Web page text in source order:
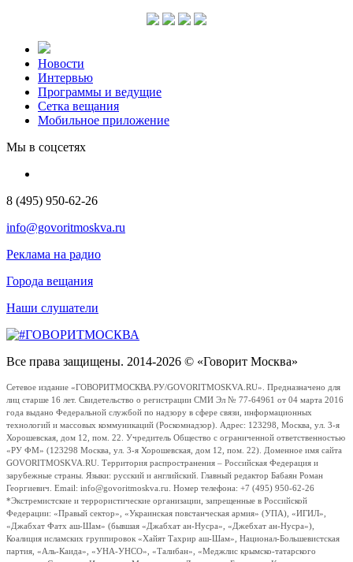
Новости
Интервью
Программы и ведущие
Сетка вещания
Мобильное приложение
Мы в соцсетях
8 (495) 950-62-26
info@govoritmoskva.ru
Реклама на радио
Города вещания
Наши слушатели
Все права защищены. 2014-2026 © «Говорит Москва»
Сетевое издание «ГОВОРИТМОСКВА.РУ/GOVORITMOSKVA.RU». Предназначено для
лиц старше 16 лет. Свидетельство о регистрации СМИ Эл № 77-64961 от 04 марта 2016
года выдано Федеральной службой по надзору в сфере связи, информационных
технологий и массовых коммуникаций (Роскомнадзор). Адрес: 123298, Москва, ул. 3-я
Хорошевская, дом 12, пом. 22. Учредитель Общество с ограниченной ответственностью
«РУ ФМ» (123298 Москва, ул. 3-я Хорошевская, дом 12, пом. 22). Доменное имя сайта
GOVORITMOSKVA.RU. Территория распространения – Российская Федерация и
зарубежные страны. Языки: русский и английский. Главный редактор Бабаян Роман
Георгиевич. Email: info@govoritmoskva.ru. Номер телефона: +7 (495) 950-62-26
*Экстремистские и террористические организации, запрещенные в Российской
Федерации: «Правый сектор», «Украинская повстанческая армия» (УПА), «ИГИЛ»,
«Джабхат Фатх аш-Шам» (бывшая «Джабхат ан-Нусра», «Джебхат ан-Нусра»),
Коалиция исламских группировок «Хайят Тахрир аш-Шам», Национал-Большевистская
партия, «Аль-Каида», «УНА-УНСО», «Талибан», «Меджлис крымско-татарского